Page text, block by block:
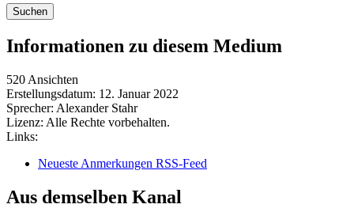
Suchen
Informationen zu diesem Medium
520 Ansichten
Erstellungsdatum: 12. Januar 2022
Sprecher: Alexander Stahr
Lizenz: Alle Rechte vorbehalten.
Links:
Neueste Anmerkungen RSS-Feed
Aus demselben Kanal